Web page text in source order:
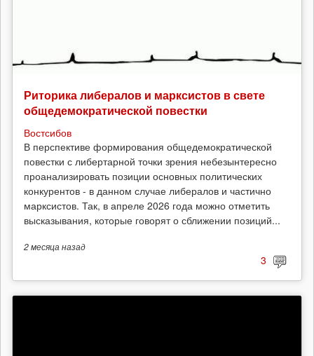
Риторика либералов и марксистов в свете
общедемократической повестки
Востсибов
В перспективе формирования общедемократической
повестки с либертарной точки зрения небезынтересно
проанализировать позиции основных политических
конкурентов - в данном случае либералов и частично
марксистов. Так, в апреле 2026 года можно отметить
высказывания, которые говорят о сближении позиций...
2 месяцаназад
3